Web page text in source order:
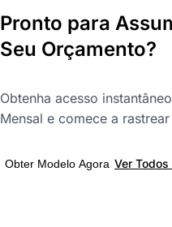
Pronto para
Seu Orçamento?
Obtenha acesso
Mensal e comece a
Obter Modelo Agora Ver